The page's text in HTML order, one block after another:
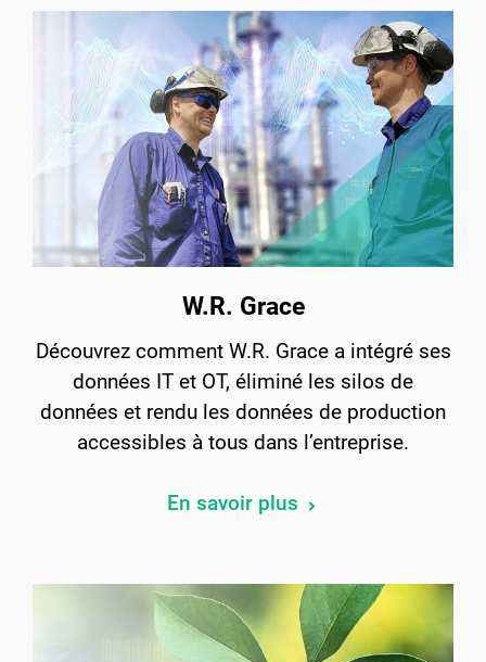
W.R. Grace
Découvrez comment W.R. Grace a intégré ses
données IT et OT, éliminé les silos de
données et rendu les données de production
accessibles à tous dans l’entreprise.
En savoir plus